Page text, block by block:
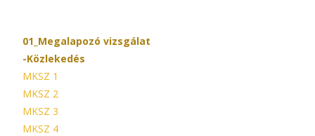
01_Megalapozó vizsgálat
-Közlekedés
MKSZ 1
MKSZ 2
MKSZ 3
MKSZ 4